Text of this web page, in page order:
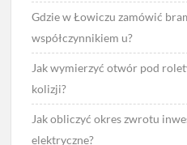
Gdzie w Łowiczu zamówić
współczynnikiem u?
Jak wymierzyć otwór pod
kolizji?
Jak obliczyć okres zwrotu
elektryczne?